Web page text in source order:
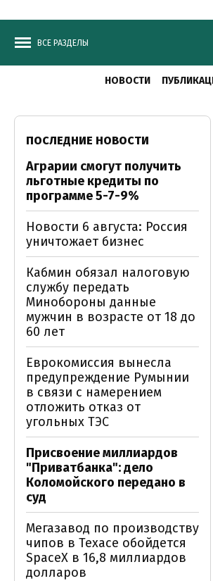
ВСЕ РАЗДЕЛЫ
НОВОСТИ
ПОСЛЕДНИЕ НОВОСТИ
Аграрии смогут получить
льготные кредиты по
программе 5-7-9%
Новости 6 августа: Россия
уничтожает бизнес
Кабмин обязал налоговую
службу передать
Минобороны данные
мужчин в возрасте от 18 до
60 лет
Еврокомиссия вынесла
предупреждение Румынии
в связи с намерением
отложить отказ от
угольных ТЭС
Присвоение миллиардов
"Приватбанка": дело
Коломойского передано в
суд
Мегазавод по производству
чипов в Техасе обойдется
SpaceX в 16,8 миллиардов
долларов